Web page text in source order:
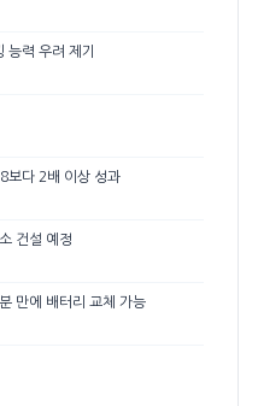
력 우려 제기
다 2배 이상 성과
건설 예정
만에 배터리 교체 가능